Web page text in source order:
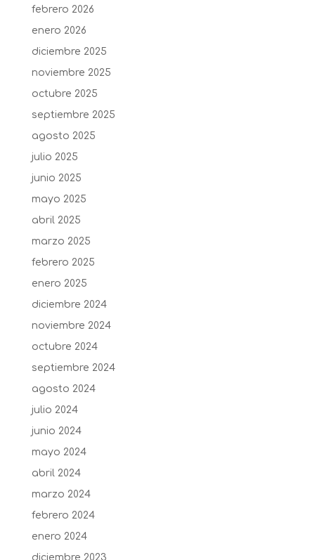
febrero 2026
enero 2026
diciembre 2025
noviembre 2025
octubre 2025
septiembre 2025
agosto 2025
julio 2025
junio 2025
mayo 2025
abril 2025
marzo 2025
febrero 2025
enero 2025
diciembre 2024
noviembre 2024
octubre 2024
septiembre 2024
agosto 2024
julio 2024
junio 2024
mayo 2024
abril 2024
marzo 2024
febrero 2024
enero 2024
diciembre 2023